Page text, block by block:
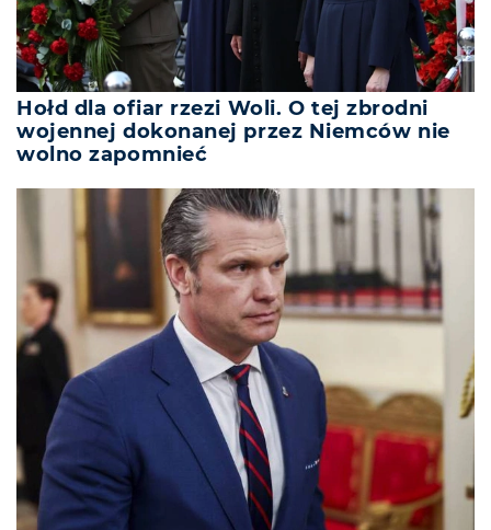
Hołd dla ofiar rzezi Woli. O tej zbrodni
wojennej dokonanej przez Niemców nie
wolno zapomnieć